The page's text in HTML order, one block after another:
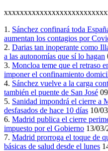
1. Sánchez confinará toda
aumentan los contagios por
2. Darias tan inoperante como
a las autonomías que sí lo hagan
3. Moncloa teme que el retraso
imponer el confinamiento
4. Sánchez vuelve a la carga
también el puente de San José
5. Sanidad impondrá el cierre a
desfasados de hace 10 días 10/
6. Madrid publica el cierre
impuesto por el Gobierno 13/03/
7. Madrid prorroga el toque de
básicas de salud desde el lunes